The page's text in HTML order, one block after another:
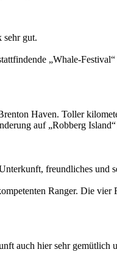
gut.
„Whale-
Haven. Toller
auf „Robberg
freundliches und
Ranger. Die
auch hier sehr gemütlich